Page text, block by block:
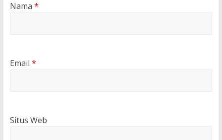
Nama *
Email *
Situs Web